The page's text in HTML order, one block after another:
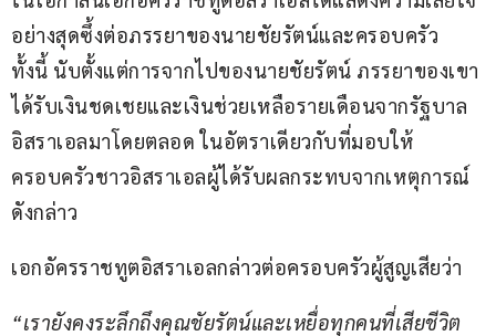
อย่างสุดซึ้งต่อภรรยาของนายชัยรัตน์และครอบครัว
ทั้งนี้ นับตั้งแต่การจากไปของนายชัยรัตน์ ภรรยาของเขา
ได้รับเงินชดเชยและเงินช่วยเหลือรายเดือนจากรัฐบาล
อิสราเอลมาโดยตลอด ในอัตราเดียวกับที่มอบให้
ครอบครัวชาวอิสราเอลผู้ได้รับผลกระทบจากเหตุการณ์
ดังกล่าว
เอกอัครราชทูตอิสราเอลกล่าวต่อครอบครัวผู้สูญเสียว่า
“เรายังคงระลึกถึงคุณชัยรัตน์และเหยื่อทุกคนที่เสียชีวิต